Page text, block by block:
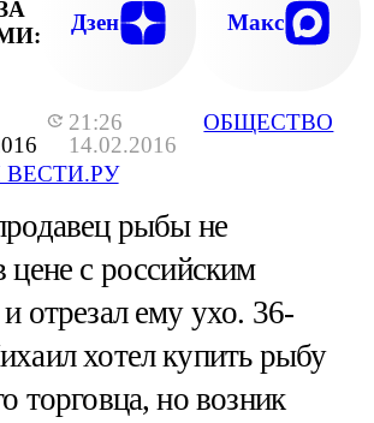
21:26
14.02.2016
ОБЩЕСТВО
Дзен Макс
рыбы не
цене с российским
отрезал ему ухо. 36-
хотел купить рыбу
торговца, но возник